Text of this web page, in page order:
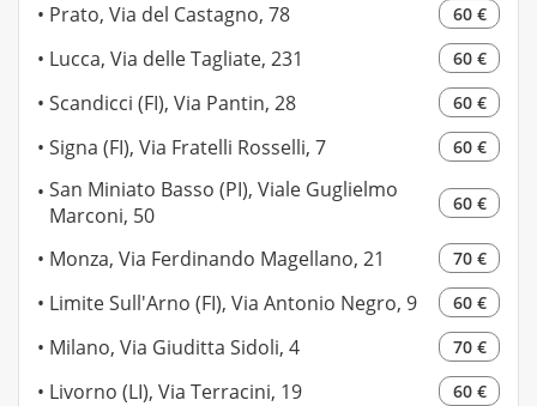
Prato, Via del Castagno, 78 60 €
Lucca, Via delle Tagliate, 231 60 €
Scandicci (FI), Via Pantin, 28 60 €
Signa (FI), Via Fratelli Rosselli, 7 60 €
San Miniato Basso (PI), Viale Guglielmo
Marconi, 50
60 €
Monza, Via Ferdinando Magellano, 21 70 €
Limite Sull'Arno (FI), Via Antonio Negro, 9 60 €
Milano, Via Giuditta Sidoli, 4 70 €
Livorno (LI), Via Terracini, 19 60 €